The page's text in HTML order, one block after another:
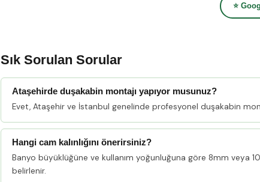
⭐
Sık Sorulan Sorular
Ataşehirde duşakabin montajı yapıyor musunuz?
Evet, Ataşehir ve İstanbul genelinde profesyonel duşakabin
Hangi cam kalınlığını önerirsiniz?
Banyo büyüklüğüne ve kullanım yoğunluğuna göre 8mm veya
belirlenir.